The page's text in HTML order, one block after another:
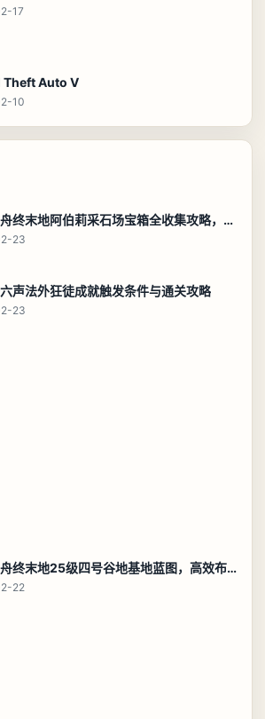
17
Theft Auto V
10
明日方舟终末地阿伯莉采石场宝箱全收集攻略，全点位分布图与路线
23
声法外狂徒成就触发条件与通关攻略
23
明日方舟终末地25级四号谷地基地蓝图，高效布局规划
22